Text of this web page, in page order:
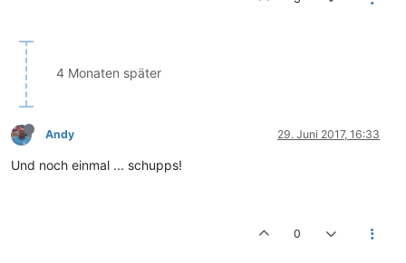
4 Monaten später
Andy 29. Juni 2017, 16:33
Und noch einmal ... schupps!
0